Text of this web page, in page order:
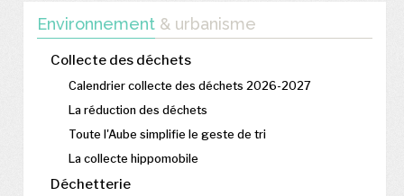
Environnement & urbanisme
Collecte des déchets
Calendrier collecte des déchets 2026-2027
La réduction des déchets
Toute l'Aube simplifie le geste de tri
La collecte hippomobile
Déchetterie